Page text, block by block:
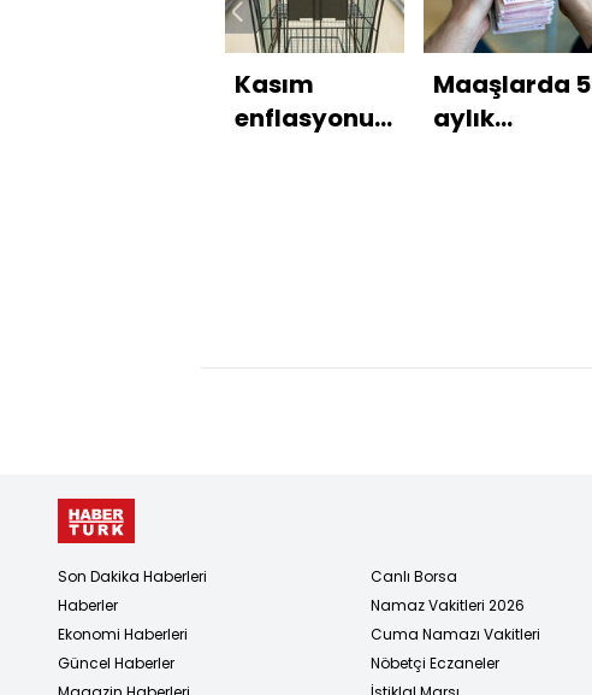
Kasım
enflasyonu
Maaşlarda 5
aylık
Son Dakika Haberleri
Haberler
Ekonomi Haberleri
Güncel Haberler
Canlı Borsa
Namaz Vakitleri 2026
Cuma Namazı Vakitleri
Nöbetçi Eczaneler